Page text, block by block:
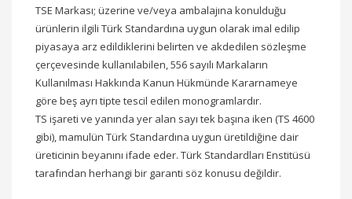
TSE Markası; üzerine ve/veya ambalajına konulduğu
ürünlerin ilgili Türk Standardına uygun olarak imal edilip
piyasaya arz edildiklerini belirten ve akdedilen sözleşme
çerçevesinde kullanılabilen, 556 sayılı Markaların
Kullanılması Hakkında Kanun Hükmünde Kararnameye
göre beş ayrı tipte tescil edilen monogramlardır.
TS işareti ve yanında yer alan sayı tek başına iken (TS 4600
gibi), mamulün Türk Standardına uygun üretildiğine dair
üreticinin beyanını ifade eder. Türk Standardları Enstitüsü
tarafından herhangi bir garanti söz konusu değildir.